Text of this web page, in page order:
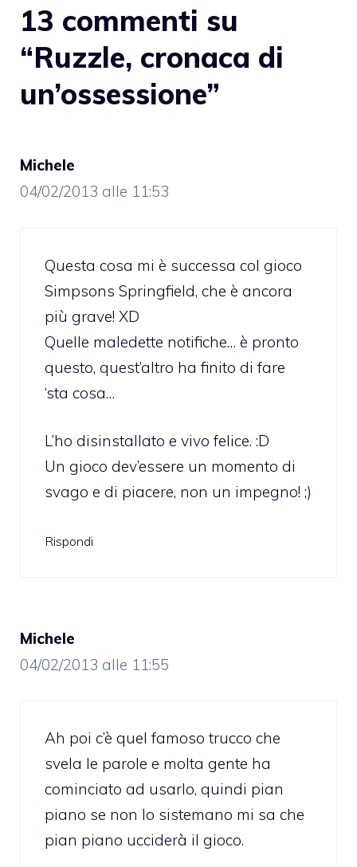
13 commenti su
“Ruzzle, cronaca di
un’ossessione”
Michele
04/02/2013 alle 11:53
Questa cosa mi è successa col gioco
Simpsons Springfield, che è ancora
più grave! XD
Quelle maledette notifiche… è pronto
questo, quest’altro ha finito di fare
‘sta cosa…
L’ho disinstallato e vivo felice. :D
Un gioco dev’essere un momento di
svago e di piacere, non un impegno! ;)
Rispondi
Michele
04/02/2013 alle 11:55
Ah poi c’è quel famoso trucco che
svela le parole e molta gente ha
cominciato ad usarlo, quindi pian
piano se non lo sistemano mi sa che
pian piano ucciderà il gioco.